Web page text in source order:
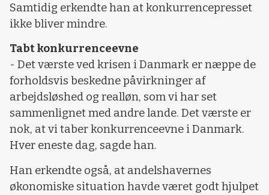
Samtidig erkendte han at konkurrencepresset
ikke bliver mindre.
Tabt konkurrenceevne
- Det værste ved krisen i Danmark er næppe de
forholdsvis beskedne påvirkninger af
arbejdsløshed og realløn, som vi har set
sammenlignet med andre lande. Det værste er
nok, at vi taber konkurrenceevne i Danmark.
Hver eneste dag, sagde han.
Han erkendte også, at andelshavernes
økonomiske situation havde været godt hjulpet